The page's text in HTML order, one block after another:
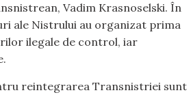
Vadim Krasnoselski. În
ale Nistrului au organizat prima
ilegale de control, iar
reintegrarea Transnistriei sunt